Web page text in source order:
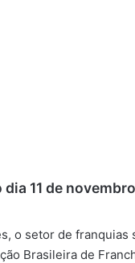
dia 11 de
o setor de
Brasileira de